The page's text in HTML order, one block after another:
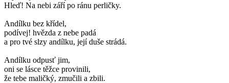
Hleď! Na nebi září po ránu perličky.
Andílku bez křídel,
podívej! hvězda z nebe padá
a pro tvé slzy andílku, její duše strádá.
Andílku odpusť jim,
oni se lásce těžce provinili,
že tebe maličký, zmučili a zbili.